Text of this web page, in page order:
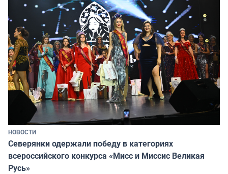
НОВОСТИ
Северянки одержали победу в категориях
всероссийского конкурса «Мисс и Миссис Великая
Русь»